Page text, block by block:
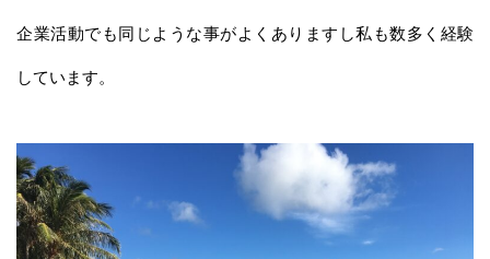
企業活動でも同じような事がよくありますし私も数多く経験
しています。